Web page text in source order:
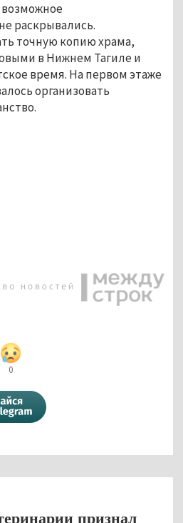
возможное
раскрывались.
точную копию храма,
в Нижнем Тагиле и
время. На первом этаже
организовать
0
признал